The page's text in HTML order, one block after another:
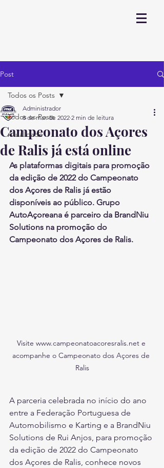
Post
Todos os Posts
Atualidade
Todos os Posts
Campeonato dos Açores
de Ralis já está online
Administrador
8 de mar. de 2022 2 min de leitura
As plataformas digitais para promoção
da edição de 2022 do Campeonato
dos Açores de Ralis já estão
disponíveis ao público. Grupo
AutoAçoreana é parceiro da BrandNiu
Solutions na promoção do
Campeonato dos Açores de Ralis.
Visite www.campeonatoacoresralis.net e
acompanhe o Campeonato dos Açores de
Ralis
A parceria celebrada no início do ano
entre a Federação Portuguesa de
Automobilismo e Karting e a BrandNiu
Solutions de Rui Anjos, para promoção
da edição de 2022 do Campeonato
dos Açores de Ralis, conhece novos